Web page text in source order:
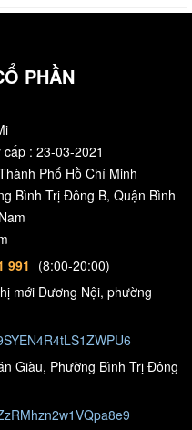
PHẦN
: 23-03-2021
Phố Hồ Chí Minh
Bình Trị Đông B, Quận Bình
991
(8:00-20:00)
mới Dương Nội, phường
Giàu, Phường Bình Trị Đông